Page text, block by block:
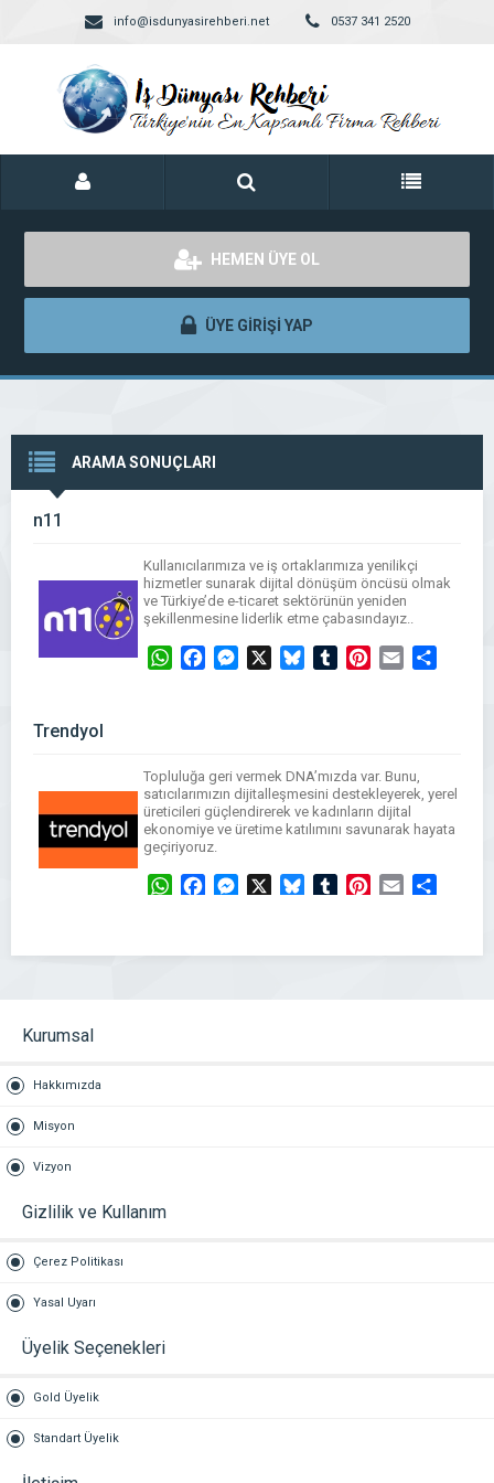
info@isdunyasirehberi.net 0537 341 2520
HEMEN ÜYE OL
ÜYE GİRİŞİ YAP
ARAMA SONUÇLARI
n11
Kullanıcılarımıza ve iş ortaklarımıza yenilikçi
hizmetler sunarak dijital dönüşüm öncüsü olmak
ve Türkiye’de e-ticaret sektörünün yeniden
şekillenmesine liderlik etme çabasındayız..
WhatsAppFacebookMessengerBlueskyTumblrPinterest
Email
Trendyol
Topluluğa geri vermek DNA’mızda var. Bunu,
satıcılarımızın dijitalleşmesini destekleyerek, yerel
üreticileri güçlendirerek ve kadınların dijital
ekonomiye ve üretime katılımını savunarak hayata
geçiriyoruz.
WhatsAppFacebookMessengerBlueskyTumblrPinterest
Email
Kurumsal
Hakkımızda
Misyon
Vizyon
Gizlilik ve Kullanım
Çerez Politikası
Yasal Uyarı
Üyelik Seçenekleri
Gold Üyelik
Standart Üyelik